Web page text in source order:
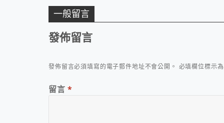
一般留言
發佈留言
發佈留言必須填寫的電子郵件地址不會公開。 必填欄位標示
留言 *